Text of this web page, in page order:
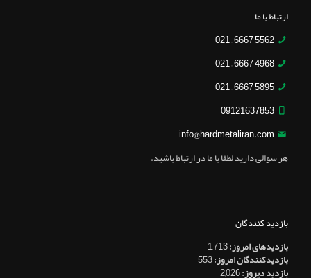
ارتباط با ما
5562 6667 – 021
4968 6667 – 021
5895 6667 – 021
09121637853
info@hardmetaliran.com
هر سوالی دارید لطفا با ما در ارتباط باشید.
بازدید کنندگان
بازدیدهای امروز:1,713
بازدیدکنندگان امروز:553
بازدید دیروز:2,026